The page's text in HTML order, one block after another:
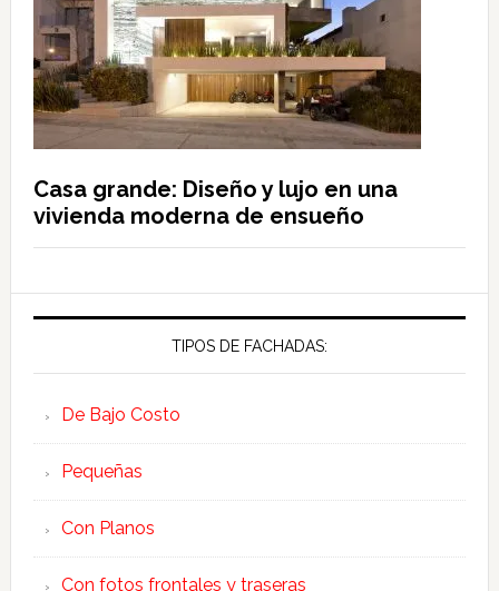
Casa grande: Diseño y lujo en una
vivienda moderna de ensueño
TIPOS DE FACHADAS:
De Bajo Costo
Pequeñas
Con Planos
Con fotos frontales y traseras